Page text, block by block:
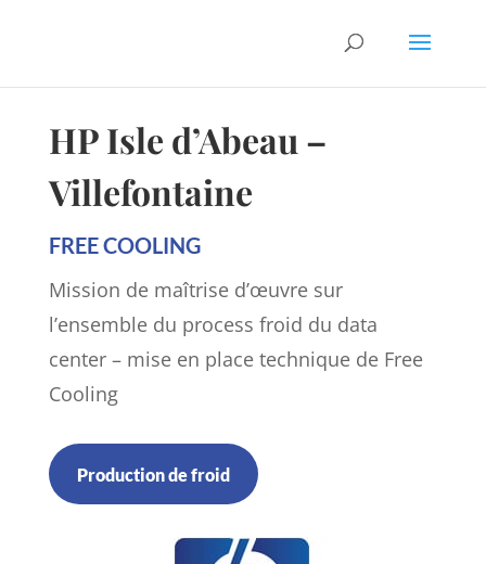
HP Isle d’Abeau –
Villefontaine
FREE COOLING
Mission de maîtrise d’œuvre sur
l’ensemble du process froid du data
center – mise en place technique de Free
Cooling
Production de froid